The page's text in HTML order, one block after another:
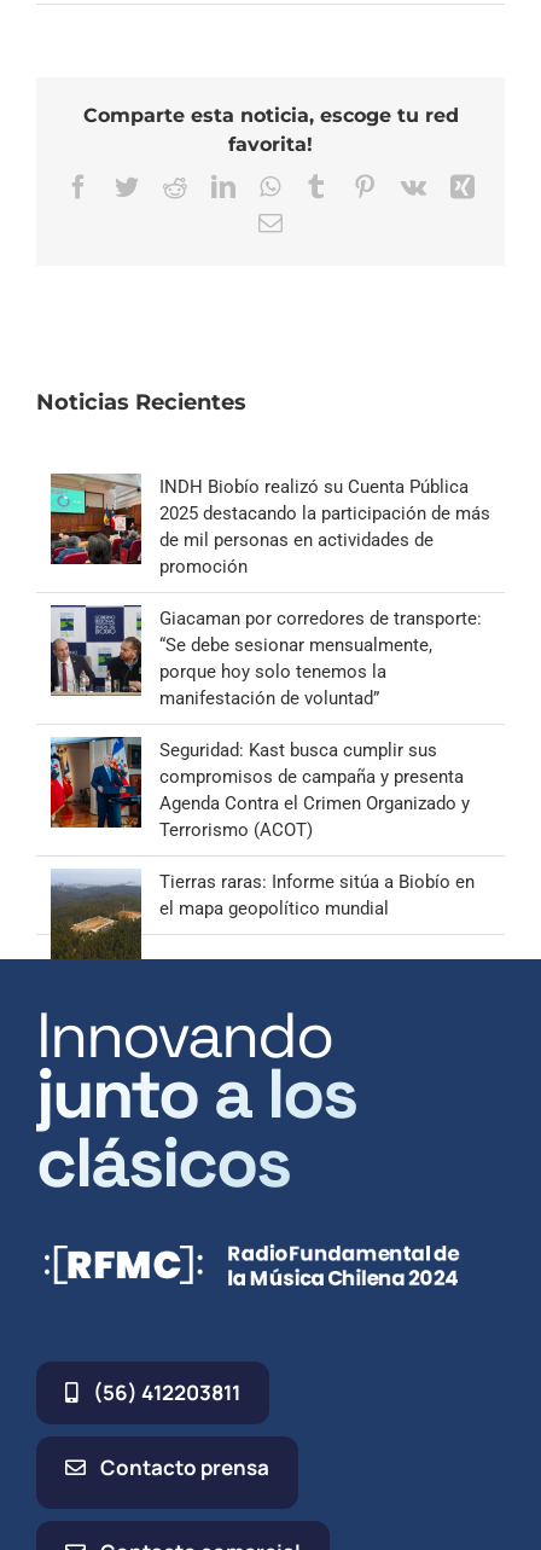
Comparte esta noticia, escoge tu red
favorita!
Facebook
TwitterRedditLinkedInWhatsApp
TumblrPinterest
Vk
Correo
Noticias Recientes
INDH Biobío realizó su Cuenta Pública
2025 destacando la participación de más
de mil personas en actividades de
promoción
Giacaman por corredores de transporte:
“Se debe sesionar mensualmente,
porque hoy solo tenemos la
manifestación de voluntad”
Seguridad: Kast busca cumplir sus
compromisos de campaña y presenta
Agenda Contra el Crimen Organizado y
Terrorismo (ACOT)
Tierras raras: Informe sitúa a Biobío en
el mapa geopolítico mundial
Innovando
junto a los
clásicos
(56) 412203811
Contacto prensa